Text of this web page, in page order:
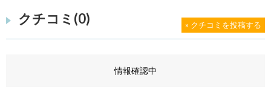
クチコミ(0) » クチコミを投稿する
情報確認中